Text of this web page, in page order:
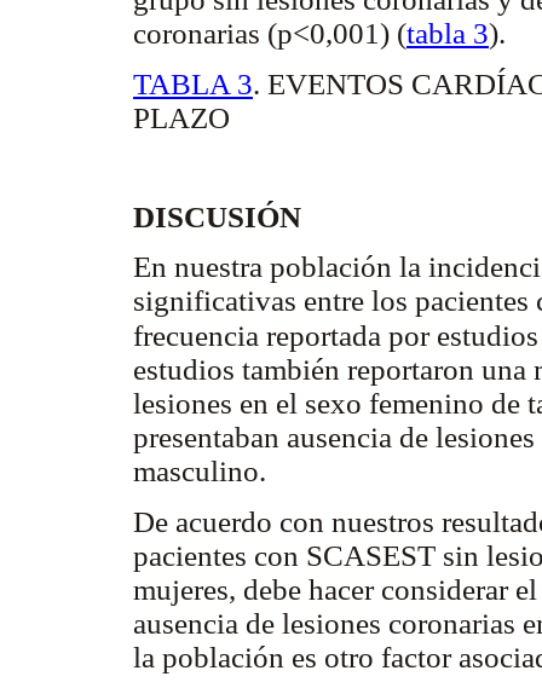
coronarias (p<0,001) (tabla 3).
TABLA 3. EVENTOS
PLAZO
DISCUSIÓN
En nuestra población la
significativas entre los
frecuencia reportada por
estudios también reportaron una
lesiones en el sexo femenino de
presentaban ausencia de
masculino.
De acuerdo con nuestros
pacientes con SCASEST sin
mujeres, debe hacer considerar
ausencia de lesiones coronarias
la población es otro factor